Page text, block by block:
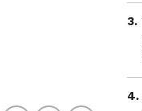
3.
4.